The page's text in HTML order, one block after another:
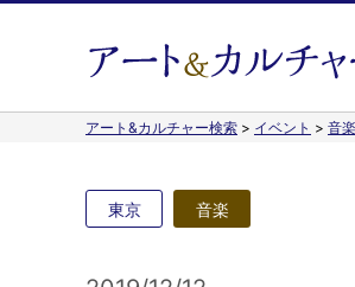
アート&カルチャー検索 > イベント > 音楽
東京 音楽